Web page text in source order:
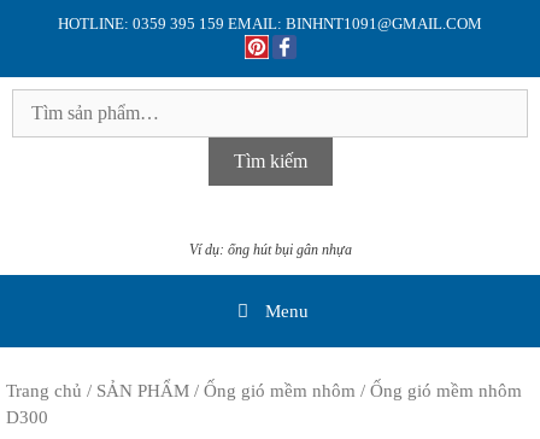
HOTLINE: 0359 395 159 EMAIL: BINHNT1091@GMAIL.COM
Tìm
Tìm kiếm
Ví dụ: ống hút bụi gân nhựa
Menu
Trang chủ / SẢN PHẨM / Ống gió mềm nhôm / Ống gió mềm nhôm
D300